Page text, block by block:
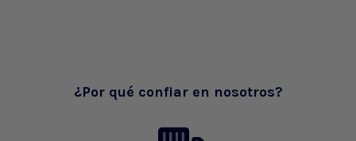
¿Por qué confiar en nosotros?